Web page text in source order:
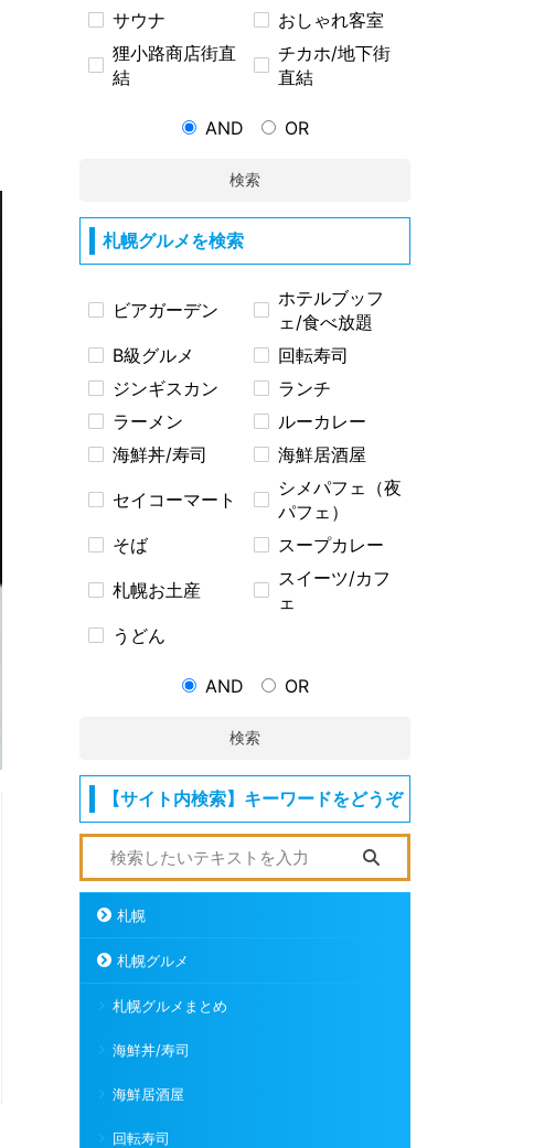
サウナ
おしゃれ客室
狸小路商店街直
結
チカホ/地下街
直結
AND OR
検索
札幌グルメを検索
ビアガーデン
ホテルブッフ
ェ/食べ放題
B級グルメ
回転寿司
ジンギスカン
ランチ
ラーメン
ルーカレー
海鮮丼/寿司
海鮮居酒屋
セイコーマート
シメパフェ（夜
パフェ）
そば
スープカレー
札幌お土産
スイーツ/カフ
ェ
うどん
AND OR
検索
【サイト内検索】キーワードをどうぞ
札幌
札幌グルメ
札幌グルメまとめ
海鮮丼/寿司
海鮮居酒屋
回転寿司